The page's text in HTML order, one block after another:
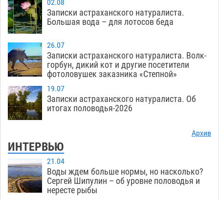
02.08
Записки астраханского натуралиста.
Большая вода – для лотосов беда
26.07
Записки астраханского натуралиста. Волк-
горбун, дикий кот и другие посетители
фотоловушек заказника «Степной»
19.07
Записки астраханского натуралиста. Об
итогах половодья-2026
Архив
ИНТЕРВЬЮ
21.04
Воды ждем больше нормы, но насколько?
Сергей Шипулин – об уровне половодья и
нересте рыбы